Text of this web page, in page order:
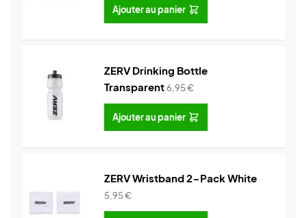
Ajouter au panier
ZERV Drinking Bottle
Transparent6,95€
Ajouter au panier
ZERV Wristband 2-Pack White
5,95€